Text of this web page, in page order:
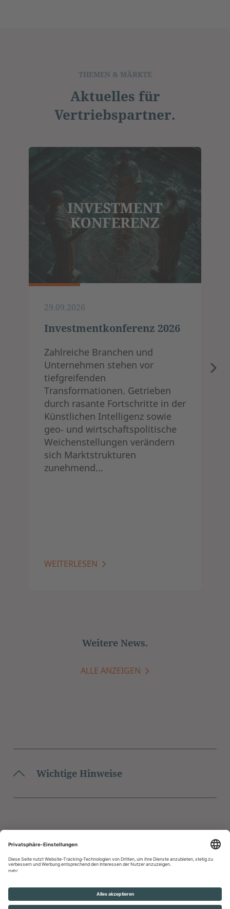
THEMEN & MÄRKTE
Aktuelles für
Vertriebspartner.
29.09.2026
Investmentkonferenz 2026
Zahlreiche Branchen und
Unternehmen stehen vor
tiefgreifenden
Transformationen. Getrieben
durch rasante Fortschritte in der
Künstlichen Intelligenz sowie
geo‑ und wirtschaftspolitische
Weichenstellungen verändern
sich Marktstrukturen
zunehmend…
WEITERLESEN
Weitere News.
ALLE ANZEIGEN
Wichtige Hinweise